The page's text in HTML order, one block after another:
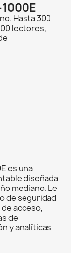
Hasta 300
lectores,
es una
diseñada
mediano. Le
de seguridad
acceso,
de
y analíticas